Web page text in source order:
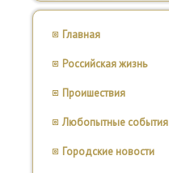
Главная
Российская жизнь
Проишествия
Любопытные события
Городские новости